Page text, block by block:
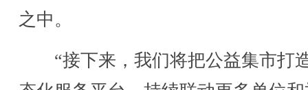
之中。
“接下来，我们将把公益集市打